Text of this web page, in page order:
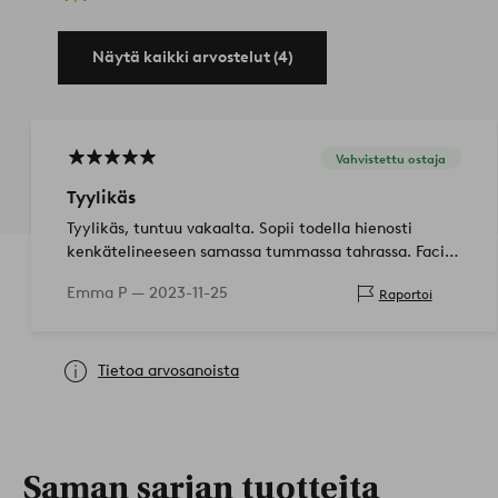
Näytä kaikki arvostelut (4)
Vahvistettu ostaja
Tyylikäs
Tyylikäs, tuntuu vakaalta. Sopii todella hienosti
kenkätelineeseen samassa tummassa tahrassa. Facit
mutta tiesin, että tässä ei ollut sitä,…
Emma P — 2023-11-25 Raportoi
Tietoa arvosanoista
Saman sarjan tuotteita